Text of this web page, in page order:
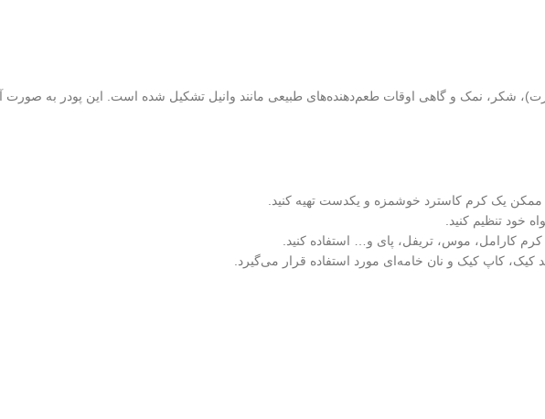
شکر، نمک و گاهی اوقات طعم‌دهنده‌های طبیعی مانند وانیل تشکیل شده است. این پودر به صورت
ممکن یک کرم کاسترد خوشمزه و یکدست تهیه کنید.
خود تنظیم کنید.
کرم کارامل، موس، تریفل، پای و… استفاده کنید.
کیک، کاپ کیک و نان خامه‌ای مورد استفاده قرار می‌گیرد.